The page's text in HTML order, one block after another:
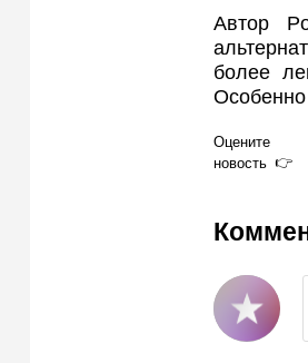
Автор
более
Особенно
Оцените
новость